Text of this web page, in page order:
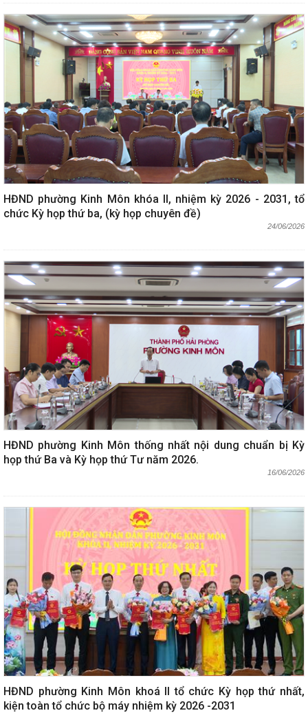
HĐND phường Kinh Môn khóa II, nhiệm kỳ 2026 - 2031, tổ
chức Kỳ họp thứ ba, (kỳ họp chuyên đề)
24/06/2026
HĐND phường Kinh Môn thống nhất nội dung chuẩn bị Kỳ
họp thứ Ba và Kỳ họp thứ Tư năm 2026.
16/06/2026
HĐND phường Kinh Môn khoá II tổ chức Kỳ họp thứ nhất,
kiện toàn tổ chức bộ máy nhiệm kỳ 2026 -2031